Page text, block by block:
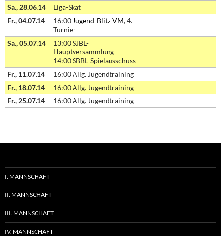
Sa., 28.06.14
Liga-Skat
Fr., 04.07.14
16:00 Jugend-Blitz-VM, 4.
Turnier
Sa., 05.07.14
13:00 SJBL-
Hauptversammlung
14:00 SBBL-Spielausschuss
Fr., 11.07.14
16:00 Allg. Jugendtraining
Fr., 18.07.14
16:00 Allg. Jugendtraining
Fr., 25.07.14
16:00 Allg. Jugendtraining
I. MANNSCHAFT
II. MANNSCHAFT
III. MANNSCHAFT
IV. MANNSCHAFT